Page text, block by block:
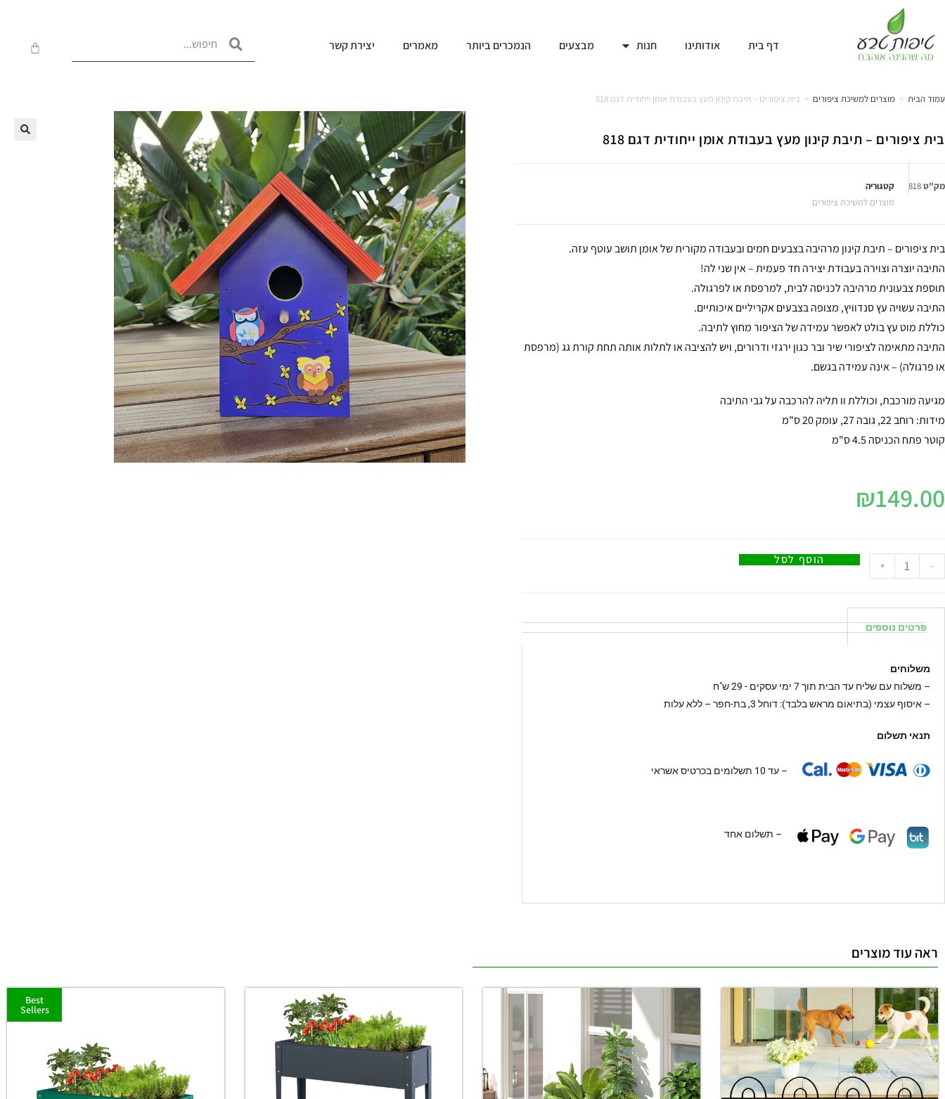
דף בית אודותינו חנות מבצעים הנמכרים ביותר מאמרים יצירת קשר
עמוד הבית > מוצרים למשיכת ציפורים > בית ציפורים – תיבת קינון מעץ בעבודת אומן ייחודית דגם 818
בית ציפורים – תיבת קינון מעץ בעבודת אומן ייחודית דגם 818
מק"ט818
קטגוריה
מוצרים למשיכת ציפורים
בית ציפורים – תיבת קינון מרהיבה בצבעים חמים ובעבודה מקורית של אומן תושב עוטף עזה.
התיבה יוצרה וצוירה בעבודת יצירה חד פעמית – אין שני לה!
תוספת צבעונית מרהיבה לכניסה לבית, למרפסת או לפרגולה.
התיבה עשויה עץ סנדוויץ, מצופה בצבעים אקריליים איכותיים.
כוללת מוט עץ בולט לאפשר עמידה של הציפור מחוץ לתיבה.
התיבה מתאימה לציפורי שיר ובר כגון ירגזי ודרורים, ויש להציבה או לתלות אותה תחת קורת גג (מרפסת
או פרגולה) – אינה עמידה בגשם.
מגיעה מורכבת, וכוללת וו תליה להרכבה על גבי התיבה
מידות: רוחב 22, גובה 27, עומק 20 ס"מ
קוטר פתח הכניסה 4.5 ס"מ
₪149.00
-
+ הוסף לסל
פרטים נוספים
משלוחים
– משלוח עם שליח עד הבית תוך 7 ימי עסקים - 29 ש"ח
– איסוף עצמי (בתיאום מראש בלבד): דוחל 3, בת-חפר – ללא עלות
תנאי תשלום
– עד 10 תשלומים בכרטיס אשראי
– תשלום אחד
ראה עוד מוצרים
Best
Sellers